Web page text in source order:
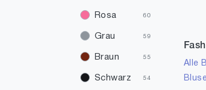
Rosa 60
Grau 59
Braun 55
Schwarz 54
Alle